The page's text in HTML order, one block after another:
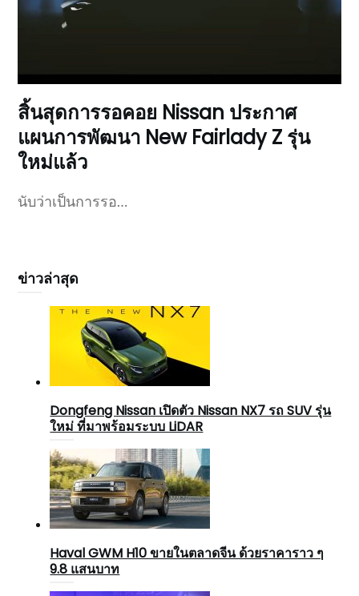
สิ้นสุดการรอคอย Nissan ประกาศ
แผนการพัฒนา New Fairlady Z รุ่น
ใหม่แล้ว
นับว่าเป็นการรอ…
ข่าวล่าสุด
Dongfeng Nissan เปิดตัว Nissan NX7 รถ SUV รุ่น
ใหม่ ที่มาพร้อมระบบ LiDAR
Haval GWM H10 ขายในตลาดจีน ด้วยราคาราว ๆ
9.8 แสนบาท